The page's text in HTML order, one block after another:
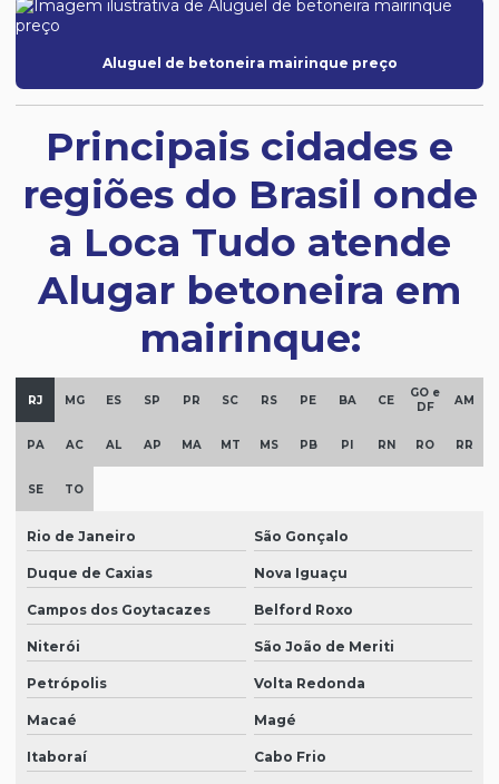
Aluguel de betoneira mairinque preço
Principais cidades e
regiões do Brasil onde
a Loca Tudo atende
Alugar betoneira em
mairinque:
RJ MG ES SP PR SC RS PE BA CE
GO e
DF
AM
PA AC AL AP MA MT MS PB PI RN RO RR
SE TO
Rio de Janeiro São Gonçalo
Duque de Caxias Nova Iguaçu
Campos dos Goytacazes Belford Roxo
Niterói São João de Meriti
Petrópolis Volta Redonda
Macaé Magé
Itaboraí Cabo Frio